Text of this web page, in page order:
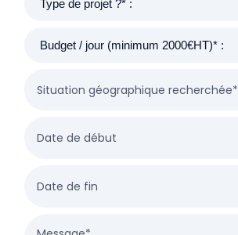
Situation géographique recherchée*
Date de début
Date de fin